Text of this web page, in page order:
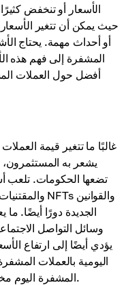
الأسعار أو تنخفض
حيث يمكن أن تتغير
أو أحداث مهمة. يحتاج
المشفرة إلى فهم هذه
أفضل حول العملات
غالبًا ما تتغير قيمة
يشعر به المستثمرون،
تضعها الحكومات. تلعب
الجديدة دورًا أيضًا.
وسائل التواصل
يؤدي أيضًا إلى ارتفاع
اليومية بالعملات
المشفرة اليوم مختلفة عن توقعات العملات المشفرة غدًا.